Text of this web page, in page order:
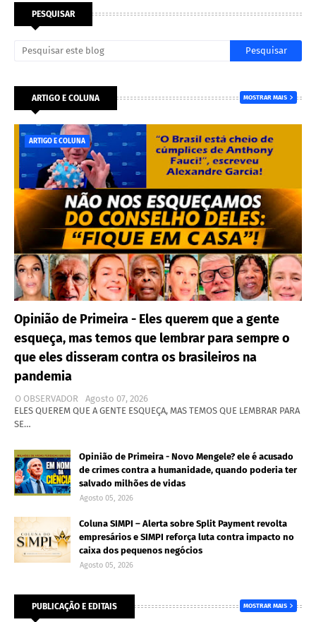
PESQUISAR
ARTIGO E COLUNA MOSTRAR MAIS
ARTIGO E COLUNA
Opinião de Primeira - Eles querem que a gente
esqueça, mas temos que lembrar para sempre o
que eles disseram contra os brasileiros na
pandemia
O OBSERVADOR
Agosto 07, 2026
ELES QUEREM QUE A GENTE ESQUEÇA, MAS TEMOS QUE LEMBRAR PARA
SE…
Opinião de Primeira - Novo Mengele? ele é acusado
de crimes contra a humanidade, quando poderia ter
salvado milhões de vidas
Agosto 05, 2026
Coluna SIMPI – Alerta sobre Split Payment revolta
empresários e SIMPI reforça luta contra impacto no
caixa dos pequenos negócios
Agosto 05, 2026
PUBLICAÇÃO E EDITAIS MOSTRAR MAIS